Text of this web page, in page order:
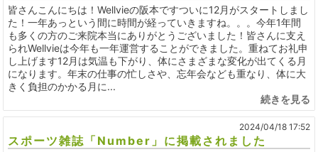
皆さんこんにちは！Wellvieの阪本ですついに12月がスタートしまし
た！一年あっという間に時間が経っていきますね。。。今年1年間
も多くの方のご来院本当にありがとうございました！皆さんに支え
られWellvieは今年も一年運営することができました。重ねてお礼申
し上げます12月は気温も下がり、体にさまざまな変化が出てくる月
になります。年末の仕事の忙しさや、忘年会なども重なり、体に大
きく負担のかかる月に...
続きを見る
2024/04/18 17:52
スポーツ雑誌「Number」に掲載されました